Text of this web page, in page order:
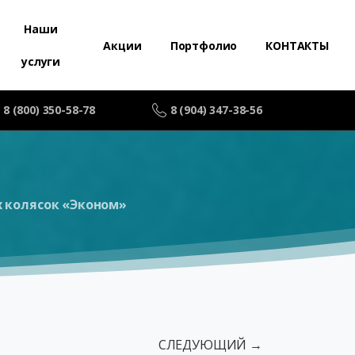
Наши
услуги
Акции Портфолио КОНТАКТЫ
8 (800) 350-58-78 8 (904) 347-38-56
«Эконом»
СЛЕДУЮЩИЙ →